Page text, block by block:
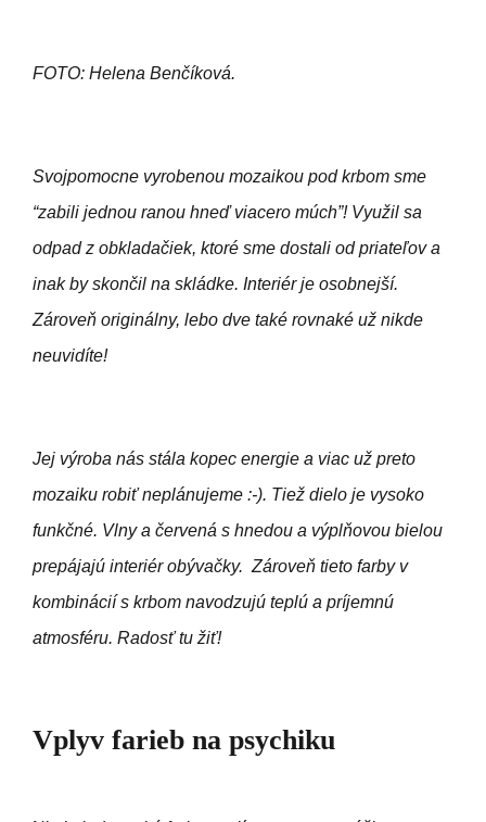
FOTO: Helena Benčíková.
Svojpomocne vyrobenou mozaikou pod krbom sme
“zabili jednou ranou hneď viacero múch”! Využil sa
odpad z obkladačiek, ktoré sme dostali od priateľov a
inak by skončil na skládke. Interiér je osobnejší.
Zároveň originálny, lebo dve také rovnaké už nikde
neuvidíte!
Jej výroba nás stála kopec energie a viac už preto
mozaiku robiť neplánujeme :-). Tiež dielo je vysoko
funkčné. Vlny a červená s hnedou a výplňovou bielou
prepájajú interiér obývačky. Zároveň tieto farby v
kombinácií s krbom navodzujú teplú a príjemnú
atmosféru. Radosť tu žiť!
Vplyv farieb na psychiku